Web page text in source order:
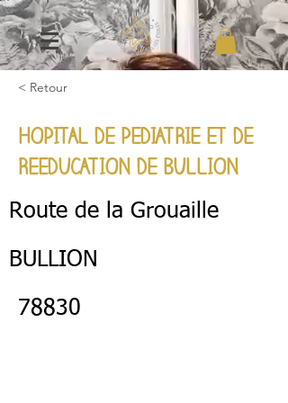
< Retour
HOPITAL DE PEDIATRIE ET DE
REEDUCATION DE BULLION
Route de la Grouaille
BULLION
78830